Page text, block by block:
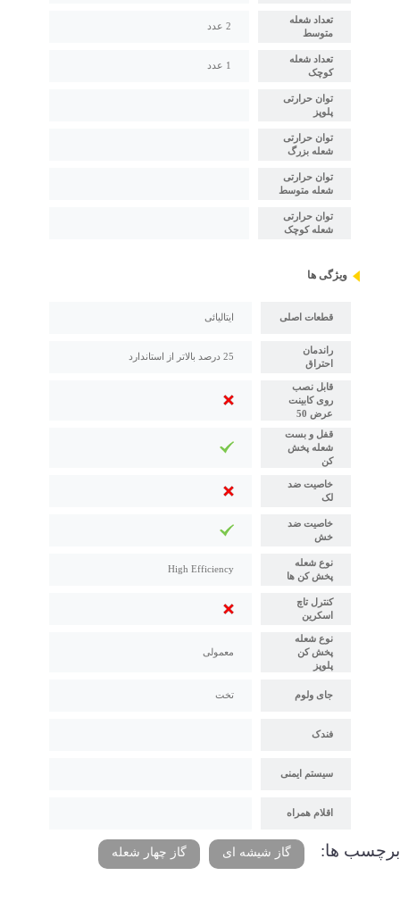
تعداد شعله
متوسط
2 عدد
تعداد شعله
کوچک
1 عدد
توان حرارتی
پلوپز
توان حرارتی
شعله بزرگ
توان حرارتی
شعله متوسط
توان حرارتی
شعله کوچک
ویژگی ها
قطعات اصلی ایتالیائی
راندمان
احتراق
25 درصد بالاتر از استاندارد
قابل نصب
روی کابینت
عرض 50
قفل و بست
شعله پخش
کن
خاصیت ضد
لک
خاصیت ضد
خش
نوع شعله
پخش کن ها
High Efficiency
کنترل تاچ
اسکرین
نوع شعله
پخش کن
پلوپز
معمولی
جای ولوم تخت
فندک
سیستم ایمنی
اقلام همراه
برچسب ها: گاز شیشه ای گاز چهار شعله